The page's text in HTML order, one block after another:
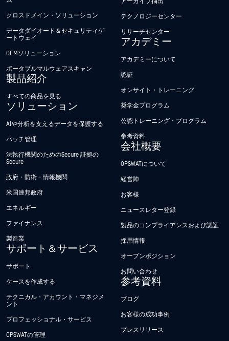
クロスドメイン・ソリューション
データダイオード＆セキュリティゲ
ートウェイ
OEMソリューション
ポータブルマルウェアスキャン
製品紹介
すべての商品を見る
ソリューション
AIや分析を支えるデータを保護する
パッチ管理
法執行機関のためのSecure 証拠の
Secure
政府・防衛・情報機関
米国連邦政府
エネルギー
ファイナンス
製造業
サポート＆サービス
サポート
ケースを作成する
テクニカル・アカウント・マネジメ
ント
プロフェッショナル・サービス
OPSWATの管理
テクノロジーセンター
リサーチセンター
アカデミー
アカデミーについて
認証
オンサイト・トレーニング
奨学金プログラム
公認トレーニング・プログラム
参考資料
会社概要
OPSWATについて
経営陣
お客様
ニュースレター登録
製品のコンプライアンスおよび認証
採用情報
オープンポジション
お問い合わせ
参考資料
ブログ
お客様の成功事例
プレスリリース